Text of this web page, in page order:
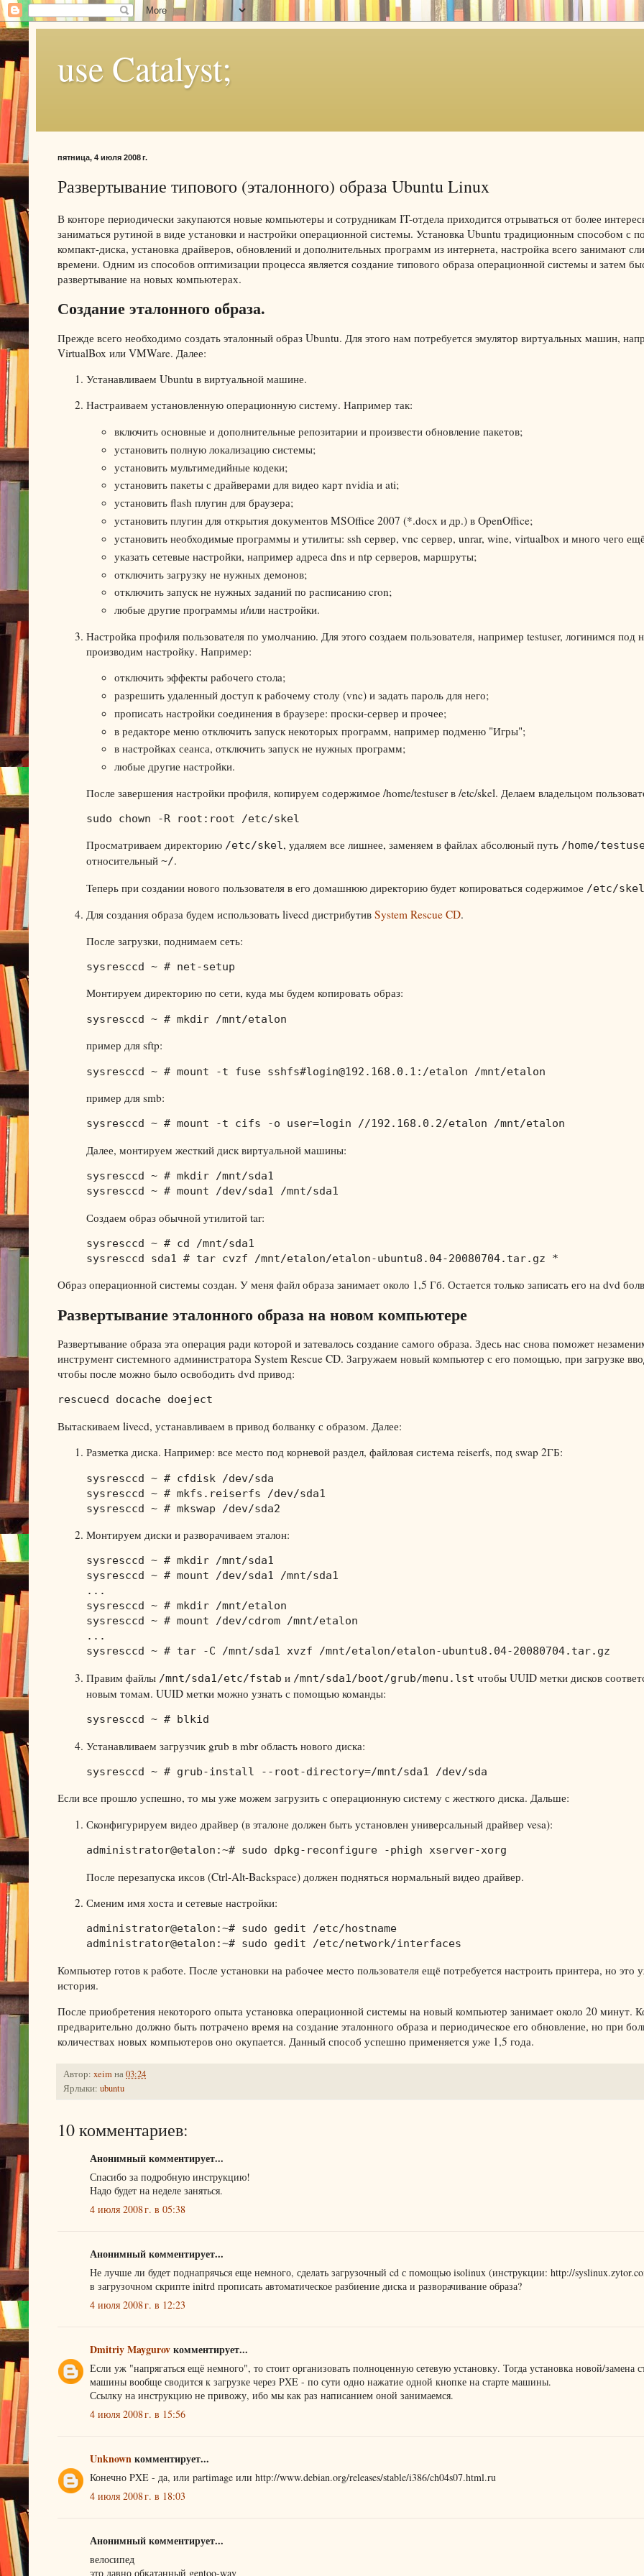
use Catalyst;
пятница, 4 июля 2008 г.
Развертывание типового (эталонного) образа Ubuntu Linux
В конторе периодически закупаются новые компьютеры и сотрудникам IT-отдела приходится отрываться от более
заниматься рутиной в виде установки и настройки операционной системы. Установка Ubuntu традиционным способом с
компакт-диска, установка драйверов, обновлений и дополнительных программ из интернета, настройка всего занимают
времени. Одним из способов оптимизации процесса является создание типового образа операционной системы и затем
развертывание на новых компьютерах.
Создание эталонного образа.
Прежде всего необходимо создать эталонный образ Ubuntu. Для этого нам потребуется эмулятор виртуальных машин,
VirtualBox или VMWare. Далее:
Устанавливаем Ubuntu в виртуальной машине.
Настраиваем установленную операционную систему. Например так:
включить основные и дополнительные репозитарии и произвести обновление пакетов;
установить полную локализацию системы;
установить мультимедийные кодеки;
установить пакеты с драйверами для видео карт nvidia и ati;
установить flash плугин для браузера;
установить плугин для открытия документов MSOffice 2007 (*.docx и др.) в OpenOffice;
установить необходимые программы и утилиты: ssh сервер, vnc сервер, unrar, wine, virtualbox и много чего
указать сетевые настройки, например адреса dns и ntp серверов, маршруты;
отключить загрузку не нужных демонов;
отключить запуск не нужных заданий по расписанию cron;
любые другие программы и/или настройки.
Настройка профиля пользователя по умолчанию. Для этого создаем пользователя, например testuser, логинимся под
производим настройку. Например:
отключить эффекты рабочего стола;
разрешить удаленный доступ к рабочему столу (vnc) и задать пароль для него;
прописать настройки соединения в браузере: проски-сервер и прочее;
в редакторе меню отключить запуск некоторых программ, например подменю "Игры";
в настройках сеанса, отключить запуск не нужных программ;
любые другие настройки.
После завершения настройки профиля, копируем содержимое /home/testuser в /etc/skel. Делаем владельцом
sudo chown -R root:root /etc/skel
Просматриваем директорию /etc/skel, удаляем все лишнее, заменяем в файлах абсолюный путь /home/
относительный ~/.
Теперь при создании нового пользователя в его домашнюю директорию будет копироваться содержимое /etc/skel
Для создания образа будем использовать livecd дистрибутив System Rescue CD.
После загрузки, поднимаем сеть:
sysresccd ~ # net-setup
Монтируем директорию по сети, куда мы будем копировать образ:
sysresccd ~ # mkdir /mnt/etalon
пример для sftp:
sysresccd ~ # mount -t fuse sshfs#login@192.168.0.1:/etalon /mnt/etalon
пример для smb:
sysresccd ~ # mount -t cifs -o user=login //192.168.0.2/etalon /mnt/etalon
Далее, монтируем жесткий диск виртуальной машины:
sysresccd ~ # mkdir /mnt/sda1
sysresccd ~ # mount /dev/sda1 /mnt/sda1
Создаем образ обычной утилитой tar:
sysresccd ~ # cd /mnt/sda1
sysresccd sda1 # tar cvzf /mnt/etalon/etalon-ubuntu8.04-20080704.tar.gz *
Образ операционной системы создан. У меня файл образа занимает около 1,5 Гб. Остается только записать его на dvd
Развертывание эталонного образа на новом компьютере
Развертывание образа эта операция ради которой и затевалось создание самого образа. Здесь нас снова поможет
инструмент системного администратора System Rescue CD. Загружаем новый компьютер с его помощью, при загрузке
чтобы после можно было освободить dvd привод:
rescuecd docache doeject
Вытаскиваем livecd, устанавливаем в привод болванку с образом. Далее:
Разметка диска. Например: все место под корневой раздел, файловая система reiserfs, под swap 2ГБ:
sysresccd ~ # сfdisk /dev/sda
sysresccd ~ # mkfs.reiserfs /dev/sda1
sysresccd ~ # mkswap /dev/sda2
Монтируем диски и разворачиваем эталон:
sysresccd ~ # mkdir /mnt/sda1
sysresccd ~ # mount /dev/sda1 /mnt/sda1
...
sysresccd ~ # mkdir /mnt/etalon
sysresccd ~ # mount /dev/cdrom /mnt/etalon
...
sysresccd ~ # tar -С /mnt/sda1 xvzf /mnt/etalon/etalon-ubuntu8.04-20080704.tar.gz
Правим файлы /mnt/sda1/etc/fstab и /mnt/sda1/boot/grub/menu.lst чтобы UUID метки дисков
новым томам. UUID метки можно узнать с помощью команды:
sysresccd ~ # blkid
Устанавливаем загрузчик grub в mbr область нового диска:
sysresccd ~ # grub-install --root-directory=/mnt/sda1 /dev/sda
Если все прошло успешно, то мы уже можем загрузить с операционную систему с жесткого диска. Дальше:
Сконфигурируем видео драйвер (в эталоне должен быть установлен универсальный драйвер vesa):
administrator@etalon:~# sudo dpkg-reconfigure -phigh xserver-xorg
После перезапуска иксов (Ctrl-Alt-Backspace) должен подняться нормальный видео драйвер.
Сменим имя хоста и сетевые настройки:
administrator@etalon:~# sudo gedit /etc/hostname
administrator@etalon:~# sudo gedit /etc/network/interfaces
Компьютер готов к работе. После установки на рабочее место пользователя ещё потребуется настроить принтера, но это
история.
После приобретения некоторого опыта установка операционной системы на новый компьютер занимает около 20 минут.
предварительно должно быть потрачено время на создание эталонного образа и периодическое его обновление, но при
количествах новых компьютеров оно окупается. Данный способ успешно применяется уже 1,5 года.
Автор: xeimна03:24
Ярлыки: ubuntu
10 комментариев:
Анонимный комментирует...
Спасибо за подробную инструкцию!
Надо будет на неделе заняться.
4 июля 2008 г. в 05:38
Анонимный комментирует...
Не лучше ли будет поднапрячься еще немного, сделать загрузочный cd с помощью isolinux (инструкции: http://
в загрузочном скрипте initrd прописать автоматическое разбиение диска и разворачивание образа?
4 июля 2008 г. в 12:23
Dmitriy Maygurovкомментирует...
Если уж "напрягаться ещё немного", то стоит организовать полноценную сетевую установку. Тогда установка новой/замена
машины вообще сводится к загрузке через PXE - по сути одно нажатие одной кнопке на старте машины.
Ссылку на инструкцию не привожу, ибо мы как раз написанием оной занимаемся.
4 июля 2008 г. в 15:56
Unknownкомментирует...
Конечно PXE - да, или partimage или http://www.debian.org/releases/stable/i386/ch04s07.html.ru
4 июля 2008 г. в 18:03
Анонимный комментирует...
велосипед
это давно обкатанный gentoo-way